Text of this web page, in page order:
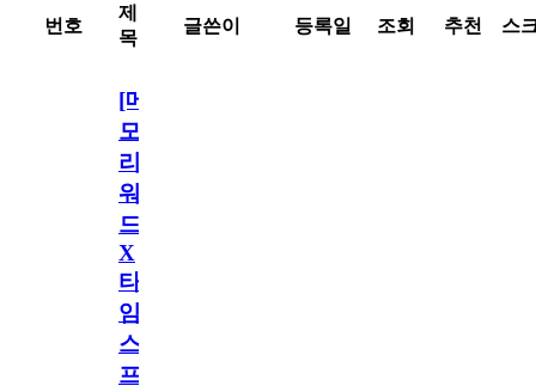
번호
제
목
글쓴이 등록일 조회 추천 스
[메
모
리
워
드
X
타
임
스
프